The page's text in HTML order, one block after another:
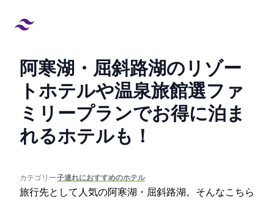
阿寒湖・屈斜路湖のリゾー
トホテルや温泉旅館9選!ファ
ミリープランでお得に泊ま
れるホテルも！
カテゴリー:#子連れにおすすめのホテル
旅行先として人気の阿寒湖・屈斜路湖。そんなこちら